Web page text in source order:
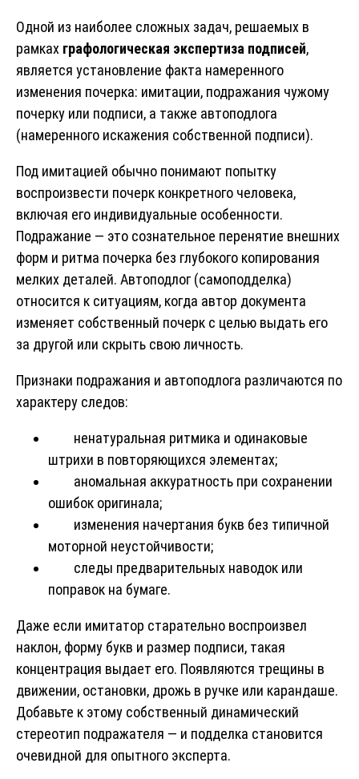
Одной из наиболее сложных задач, решаемых в
рамках графологическая экспертиза подписей,
является установление факта намеренного
изменения почерка: имитации, подражания чужому
почерку или подписи, а также автоподлога
(намеренного искажения собственной подписи).
Под имитацией обычно понимают попытку
воспроизвести почерк конкретного человека,
включая его индивидуальные особенности.
Подражание — это сознательное перенятие внешних
форм и ритма почерка без глубокого копирования
мелких деталей. Автоподлог (самоподделка)
относится к ситуациям, когда автор документа
изменяет собственный почерк с целью выдать его
за другой или скрыть свою личность.
Признаки подражания и автоподлога различаются по
характеру следов:
ненатуральная ритмика и одинаковые
штрихи в повторяющихся элементах;
аномальная аккуратность при сохранении
ошибок оригинала;
изменения начертания букв без типичной
моторной неустойчивости;
следы предварительных наводок или
поправок на бумаге.
Даже если имитатор старательно воспроизвел
наклон, форму букв и размер подписи, такая
концентрация выдает его. Появляются трещины в
движении, остановки, дрожь в ручке или карандаше.
Добавьте к этому собственный динамический
стереотип подражателя — и подделка становится
очевидной для опытного эксперта.